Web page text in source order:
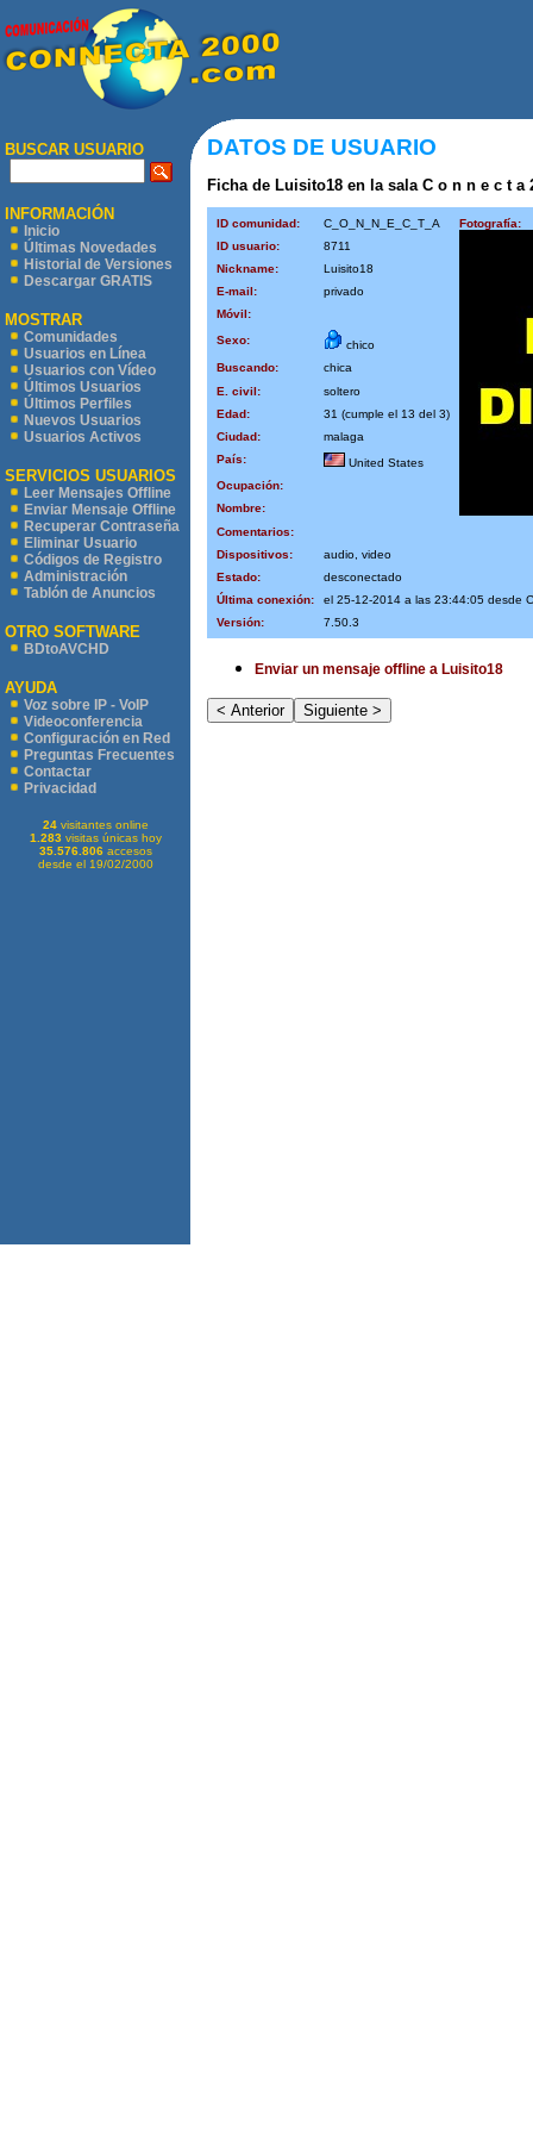
BUSCAR USUARIO
INFORMACIÓN
Inicio
Últimas Novedades
Historial de Versiones
Descargar GRATIS
MOSTRAR
Comunidades
Usuarios en Línea
Usuarios con Vídeo
Últimos Usuarios
Últimos Perfiles
Nuevos Usuarios
Usuarios Activos
SERVICIOS USUARIOS
Leer Mensajes Offline
Enviar Mensaje Offline
Recuperar Contraseña
Eliminar Usuario
Códigos de Registro
Administración
Tablón de Anuncios
OTRO SOFTWARE
BDtoAVCHD
AYUDA
Voz sobre IP - VoIP
Videoconferencia
Configuración en Red
Preguntas Frecuentes
Contactar
Privacidad
24visitantes online
1.283 visitas únicas hoy
35.576.806accesos
desde el 19/02/2000
DATOS DE USUARIO
Ficha de Luisito18 en la sala C o n n e c t a
ID comunidad: C_O_N_N_E_C_T_A
Fotografía:
ID usuario:
8711
Nickname:
Luisito18
E-mail:
privado
Móvil:
Sexo:
chico
Buscando:
chica
E. civil:
soltero
Edad:
31 (cumple el 13 del 3)
Ciudad:
malaga
País:
United States
Ocupación:
Nombre:
Comentarios:
Dispositivos:
audio, video
Estado:
desconectado
Última conexión:
el 25-12-2014 a las 23:44:05 desde
Versión:
7.50.3
Enviar un mensaje offline a Luisito18